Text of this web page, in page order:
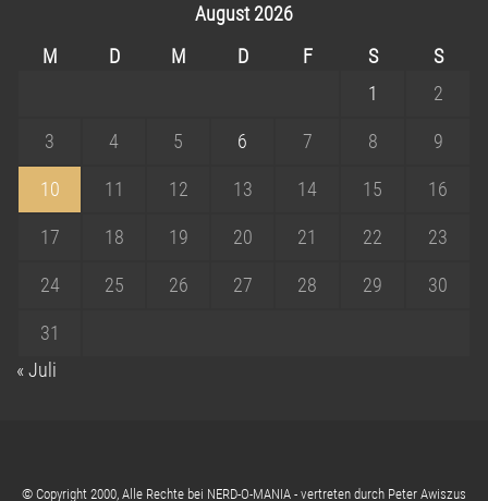
August 2026
M
D M D F S
S
1
2
3 4 5 6 7 8 9
10 11 12 13 14 15 16
17 18 19 20 21 22 23
24 25 26 27 28 29 30
31
« Juli
© Copyright 2000, Alle Rechte bei NERD-O-MANIA - vertreten durch Peter Awiszus